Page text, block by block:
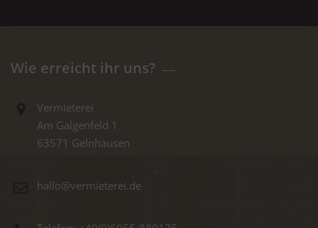
Wie erreicht ihr uns?
Vermieterei
Am Galgenfeld 1
63571 Gelnhausen
hallo@vermieterei.de